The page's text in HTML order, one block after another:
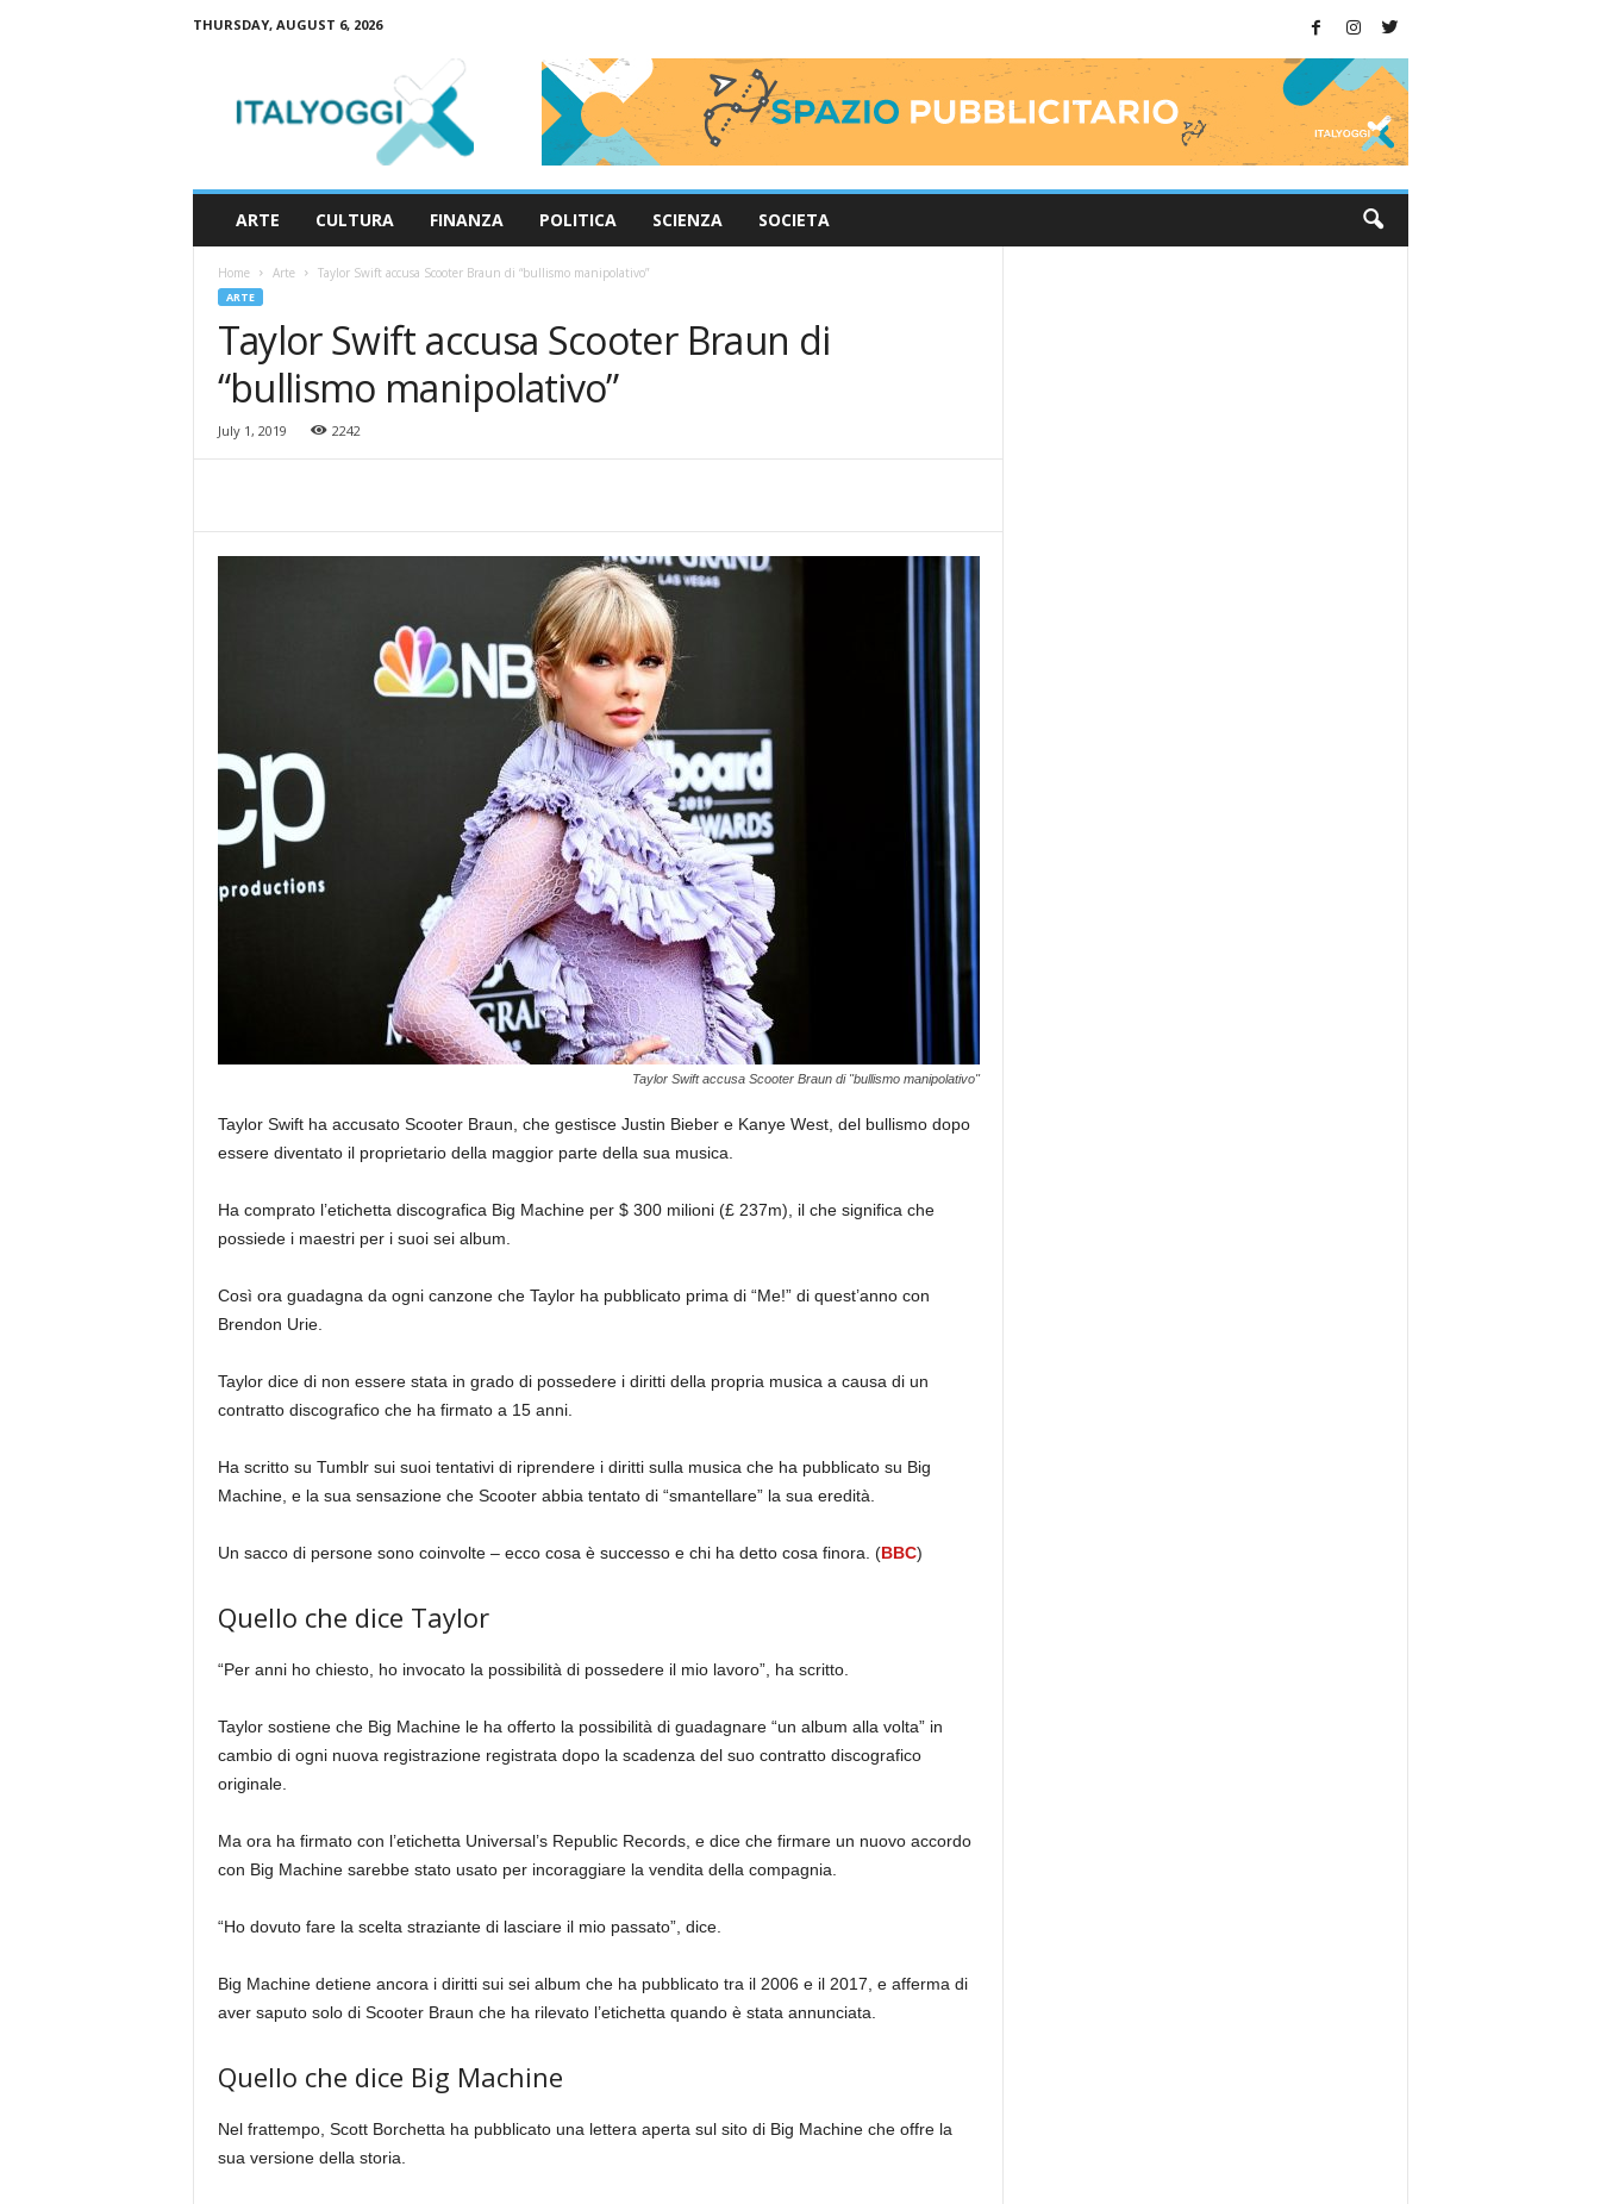
THURSDAY, AUGUST 6, 2026
ARTE CULTURA FINANZA POLITICA SCIENZA SOCIETA
Home Arte Taylor Swift accusa Scooter Braun di “bullismo manipolativo”
ARTE
Taylor Swift accusa Scooter Braun di
“bullismo manipolativo”
July 1, 2019 2242
Taylor Swift accusa Scooter Braun di "bullismo manipolativo"
Taylor Swift ha accusato Scooter Braun, che gestisce Justin Bieber e Kanye West, del bullismo dopo
essere diventato il proprietario della maggior parte della sua musica.
Ha comprato l’etichetta discografica Big Machine per $ 300 milioni (£ 237m), il che significa che
possiede i maestri per i suoi sei album.
Così ora guadagna da ogni canzone che Taylor ha pubblicato prima di “Me!” di quest’anno con
Brendon Urie.
Taylor dice di non essere stata in grado di possedere i diritti della propria musica a causa di un
contratto discografico che ha firmato a 15 anni.
Ha scritto su Tumblr sui suoi tentativi di riprendere i diritti sulla musica che ha pubblicato su Big
Machine, e la sua sensazione che Scooter abbia tentato di “smantellare” la sua eredità.
Un sacco di persone sono coinvolte – ecco cosa è successo e chi ha detto cosa finora. (BBC)
Quello che dice Taylor
“Per anni ho chiesto, ho invocato la possibilità di possedere il mio lavoro”, ha scritto.
Taylor sostiene che Big Machine le ha offerto la possibilità di guadagnare “un album alla volta” in
cambio di ogni nuova registrazione registrata dopo la scadenza del suo contratto discografico
originale.
Ma ora ha firmato con l’etichetta Universal’s Republic Records, e dice che firmare un nuovo accordo
con Big Machine sarebbe stato usato per incoraggiare la vendita della compagnia.
“Ho dovuto fare la scelta straziante di lasciare il mio passato”, dice.
Big Machine detiene ancora i diritti sui sei album che ha pubblicato tra il 2006 e il 2017, e afferma di
aver saputo solo di Scooter Braun che ha rilevato l’etichetta quando è stata annunciata.
Quello che dice Big Machine
Nel frattempo, Scott Borchetta ha pubblicato una lettera aperta sul sito di Big Machine che offre la
sua versione della storia.